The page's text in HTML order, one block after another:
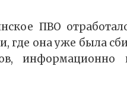
ПВО
где она уже была
информационно